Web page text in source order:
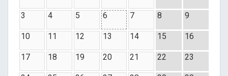
3 4 5 6 7 8 9
10 11 12 13 14 15 16
17 18 19 20 21 22 23